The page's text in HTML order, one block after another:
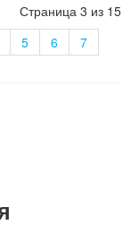
Страница 3 из 15
5 6
7